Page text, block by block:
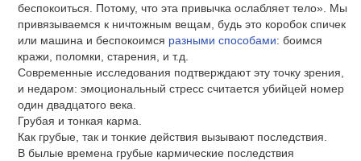
беспокоиться. Потому, что эта привычка ослабляет тело». Мы
привязываемся к ничтожным вещам, будь это коробок спичек
или машина и беспокоимся разными способами: боимся
кражи, поломки, старения, и т.д.
Современные исследования подтверждают эту точку зрения,
и недаром: эмоциональный стресс считается убийцей номер
один двадцатого века.
Грубая и тонкая карма.
Как грубые, так и тонкие действия вызывают последствия.
В былые времена грубые кармические последствия